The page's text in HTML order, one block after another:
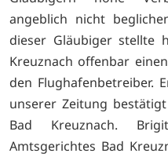
angeblich nicht
dieser Gläubiger stellte
Kreuznach offenbar
den Flughafenbetreiber.
unserer Zeitung
Bad Kreuznach.
Amtsgerichtes Bad